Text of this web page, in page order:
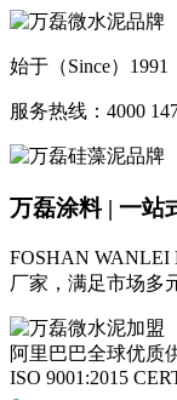
始于（Since）1991
服务热线：4000
万磊涂料 | 一站
FOSHAN WANLEI
厂家，满足市场多
阿里巴巴全球优质
ISO 9001:2015